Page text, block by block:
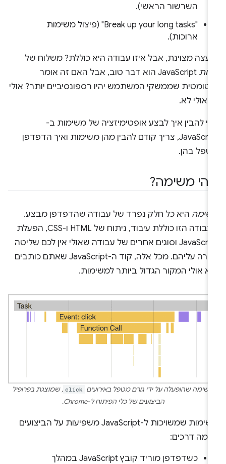
השרשור הראשי).
‫"Break up your long tasks" (פיצול משימות
ארוכות).
עצה מצוינת, אבל איזו עבודה היא כוללת? משלוח של
JavaScript הוא דבר טוב, אבל האם זה אומר
שממשקי המשתמש יהיו רספונסיביים יותר? אולי
אולי לא.
להבין איך לבצע אופטימיזציה של משימות ב-
JavaScript, צריך קודם להבין מהן משימות ואיך הדפדפן
בהן.
משימה?
היא כל חלק נפרד של עבודה שהדפדפן מבצע.
העבודה הזו כוללת עיבוד, ניתוח של HTML ו-CSS, הפעלת
JavaScript וסוגים אחרים של עבודה שאולי אין לכם שליטה
ישירה עליהם. מכל אלה, קוד ה-JavaScript שאתם כותבים
אולי המקור הגדול ביותר למשימות.
משימה שהופעלה על ידי גורם מטפל באירועים click , שמוצגת בפרופיל
הביצועים של כלי הפיתוח ל-Chrome.
משימות שמשויכות ל-JavaScript משפיעות על הביצועים
דרכים:
כשדפדפן מוריד קובץ JavaScript במהלך